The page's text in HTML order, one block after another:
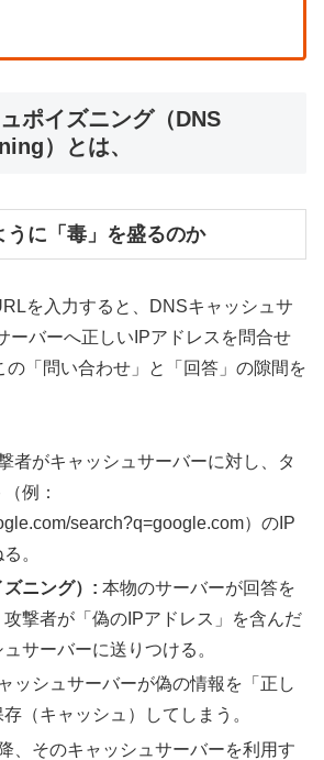
ポイズニング（DNS
）とは、
うに「毒」を盛るのか
を入力すると、DNSキャッシュサ
ーバーへ正しいIPアドレスを問合せ
の「問い合わせ」と「回答」の隙間を
者がキャッシュサーバーに対し、タ
例：
search?q=google.com）のIP
。
ニング）: 本物のサーバーが回答を
撃者が「偽のIPアドレス」を含んだ
サーバーに送りつける。
ッシュサーバーが偽の情報を「正し
（キャッシュ）してしまう。
、そのキャッシュサーバーを利用す